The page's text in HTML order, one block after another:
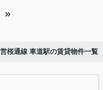
桜通線 車道駅の賃貸物件一覧